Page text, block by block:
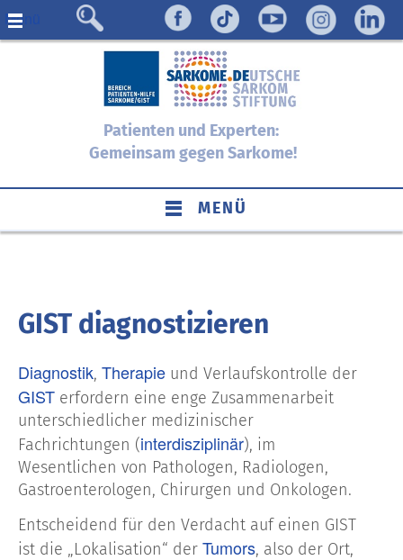
Menü
Patienten und Experten:
Gemeinsam gegen Sarkome!
MENÜ
GIST diagnostizieren
Diagnostik, Therapie und Verlaufskontrolle der
GIST erfordern eine enge Zusammenarbeit
unterschiedlicher medizinischer
Fachrichtungen (interdisziplinär), im
Wesentlichen von Pathologen, Radiologen,
Gastroenterologen, Chirurgen und Onkologen.
Entscheidend für den Verdacht auf einen GIST
ist die „Lokalisation“ der Tumors, also der Ort,